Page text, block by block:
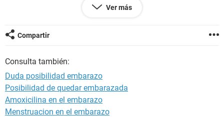
calcular cuando tener relaciones.
Siento que estoy perdiendo el tiempo, que hay algún
Ver más
Compartir
Consulta también:
Duda posibilidad embarazo
Posibilidad de quedar embarazada
Amoxicilina en el embarazo
Menstruacion en el embarazo